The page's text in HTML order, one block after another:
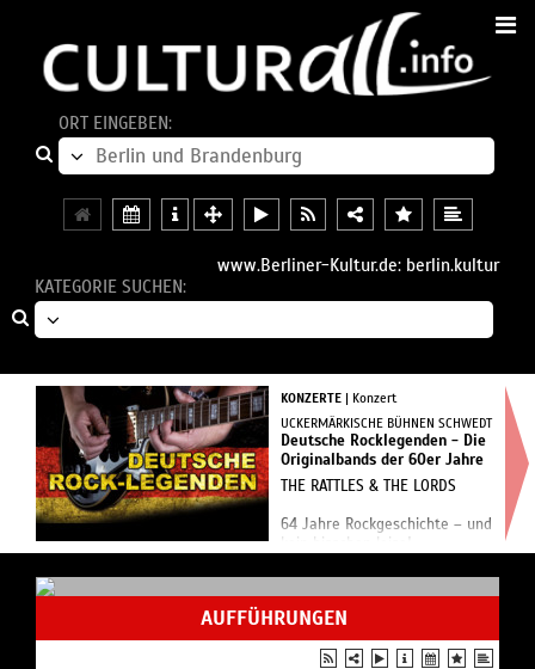
ORT EINGEBEN:
www.Berliner-Kultur.de: berlin.kultur
KATEGORIE SUCHEN:
KONZERTE | Konzert
UCKERMÄRKISCHE BÜHNEN SCHWEDT
Deutsche Rocklegenden - Die
Originalbands der 60er Jahre
THE RATTLES & THE LORDS
64 Jahre Rockgeschichte – und
kein bisschen leise!
Während die meisten Bands
kaum ein Jahrzehnt
überstehen, feiern The Lords
unglaubliche 64 Jahre...
AUFFÜHRUNGEN